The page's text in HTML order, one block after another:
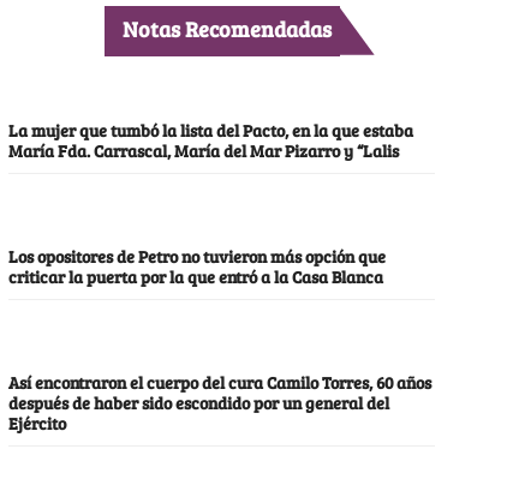
Notas Recomendadas
La mujer que tumbó la lista del Pacto, en la que estaba
María Fda. Carrascal, María del Mar Pizarro y “Lalis
Los opositores de Petro no tuvieron más opción que
criticar la puerta por la que entró a la Casa Blanca
Así encontraron el cuerpo del cura Camilo Torres, 60 años
después de haber sido escondido por un general del
Ejército